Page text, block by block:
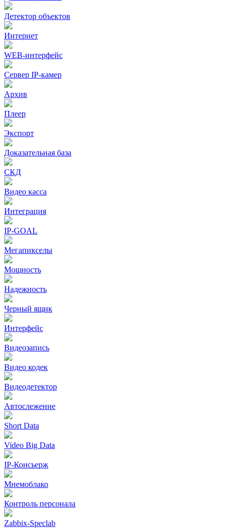
Детектор объектов
Интернет
WEB-интерфейс
Сервер IP-камер
Архив
Плеер
Экспорт
Доказательная база
СКД
Видео касса
Интеграция
IP-GOAL
Мегапикселы
Мощность
Надежность
Черный ящик
Интерфейс
Видеозапись
Видео кодек
Видеодетектор
Автослежение
Short Data
Video Big Data
IP-Консьерж
Мнемоблако
Контроль персонала
Zabbix-Speclab